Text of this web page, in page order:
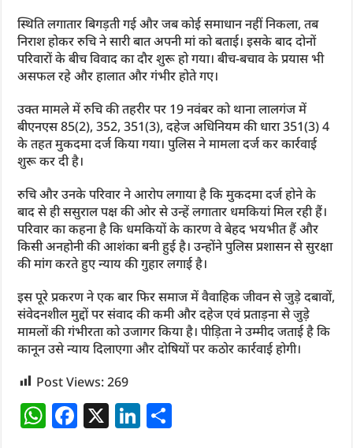
स्थिति लगातार बिगड़ती गई और जब कोई समाधान नहीं निकला, तब
निराश होकर रुचि ने सारी बात अपनी मां को बताई। इसके बाद दोनों
परिवारों के बीच विवाद का दौर शुरू हो गया। बीच-बचाव के प्रयास भी
असफल रहे और हालात और गंभीर होते गए।
उक्त मामले में रुचि की तहरीर पर 19 नवंबर को थाना लालगंज में
बीएनएस 85(2), 352, 351(3), दहेज अधिनियम की धारा 351(3) 4
के तहत मुकदमा दर्ज किया गया। पुलिस ने मामला दर्ज कर कार्रवाई
शुरू कर दी है।
रुचि और उनके परिवार ने आरोप लगाया है कि मुकदमा दर्ज होने के
बाद से ही ससुराल पक्ष की ओर से उन्हें लगातार धमकियां मिल रही हैं।
परिवार का कहना है कि धमकियों के कारण वे बेहद भयभीत हैं और
किसी अनहोनी की आशंका बनी हुई है। उन्होंने पुलिस प्रशासन से सुरक्षा
की मांग करते हुए न्याय की गुहार लगाई है।
इस पूरे प्रकरण ने एक बार फिर समाज में वैवाहिक जीवन से जुड़े दबावों,
संवेदनशील मुद्दों पर संवाद की कमी और दहेज एवं प्रताड़ना से जुड़े
मामलों की गंभीरता को उजागर किया है। पीड़िता ने उम्मीद जताई है कि
कानून उसे न्याय दिलाएगा और दोषियों पर कठोर कार्रवाई होगी।
Post Views:269
W F X Li